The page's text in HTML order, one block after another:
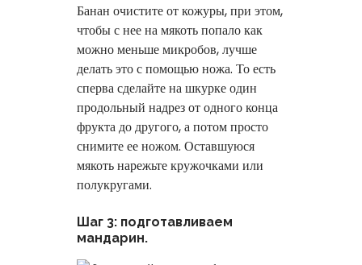
Банан очистите от кожуры, при этом,
чтобы с нее на мякоть попало как
можно меньше микробов, лучше
делать это с помощью ножа. То есть
сперва сделайте на шкурке один
продольный надрез от одного конца
фрукта до другого, а потом просто
снимите ее ножом. Оставшуюся
мякоть нарежьте кружочками или
полукругами.
Шаг 3: подготавливаем
мандарин.